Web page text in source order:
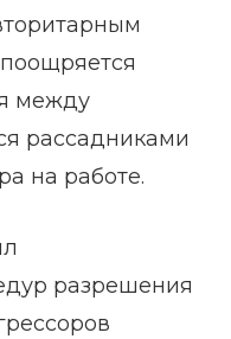
между
рассадниками
на работе.
разрешения